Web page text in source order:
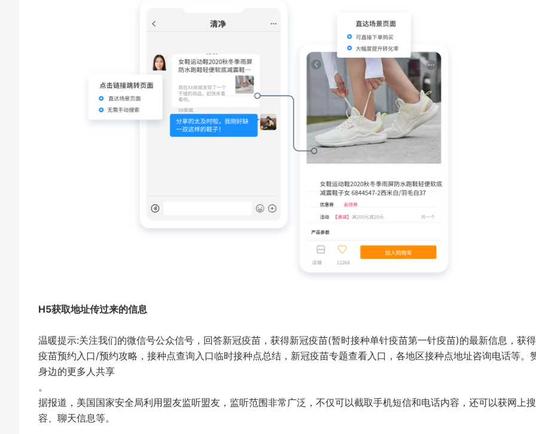
H5获取地址传过来的信息
温暖提示:关注我们的微信号公众信号，回答新冠疫苗，获得新冠疫苗(暂时接种单针疫苗第一针疫苗)的最新信息，获
疫苗预约入口/预约攻略，接种点查询入口临时接种点总结，新冠疫苗专题查看入口，各地区接种点地址咨询电话等。
身边的更多人共享
。
据报道，美国国家安全局利用盟友监听盟友，监听范围非常广泛，不仅可以截取手机短信和电话内容，还可以获网上
容、聊天信息等。